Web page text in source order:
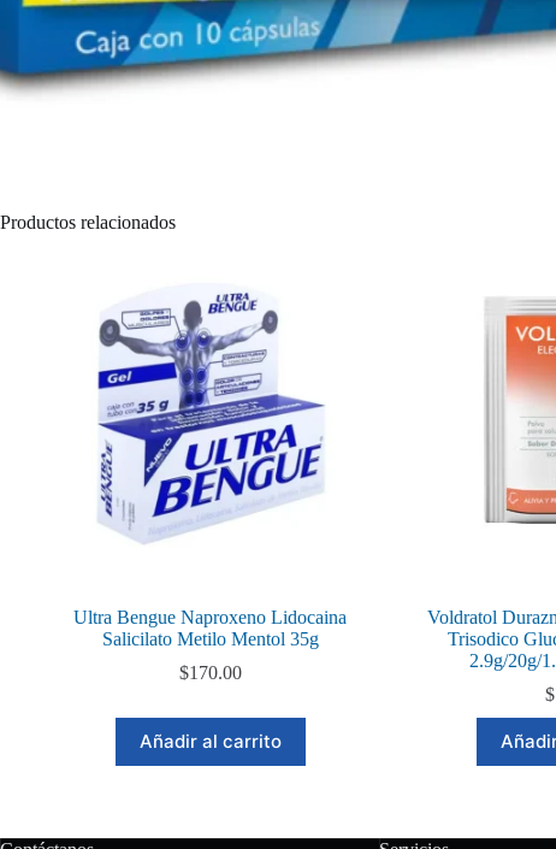
Productos relacionados
Ultra Bengue Naproxeno Lidocaina
Salicilato Metilo Mentol 35g
$170.00
Añadir al carrito
Voldratol
Trisodico
2.9g/20g/
$